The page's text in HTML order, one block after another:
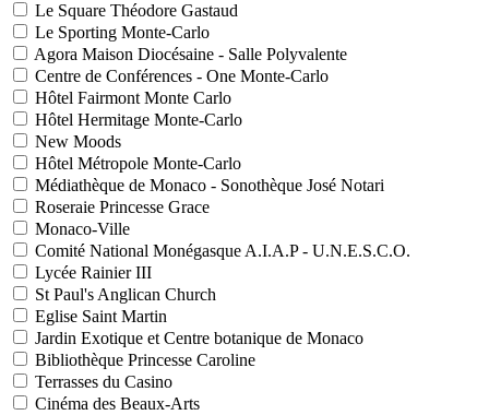
Le Square Théodore Gastaud
Le Sporting Monte-Carlo
Agora Maison Diocésaine - Salle Polyvalente
Centre de Conférences - One Monte-Carlo
Hôtel Fairmont Monte Carlo
Hôtel Hermitage Monte-Carlo
New Moods
Hôtel Métropole Monte-Carlo
Médiathèque de Monaco - Sonothèque José Notari
Roseraie Princesse Grace
Monaco-Ville
Comité National Monégasque A.I.A.P - U.N.E.S.C.O.
Lycée Rainier III
St Paul's Anglican Church
Eglise Saint Martin
Jardin Exotique et Centre botanique de Monaco
Bibliothèque Princesse Caroline
Terrasses du Casino
Cinéma des Beaux-Arts